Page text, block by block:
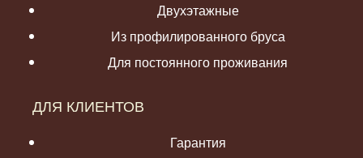
Двухэтажные
Из профилированного бруса
Для постоянного проживания
ДЛЯ КЛИЕНТОВ
Гарантия